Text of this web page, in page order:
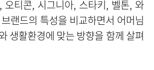
오티콘, 시그니아, 스타키, 벨톤, 와
랜드의 특성을 비교하면서 어머님
생활환경에 맞는 방향을 함께 살펴